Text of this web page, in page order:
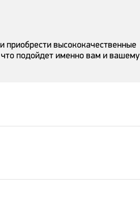
приобрести высококачественные
подойдет именно вам и вашему